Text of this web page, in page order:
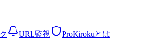
URL監視 ProKirokuとは